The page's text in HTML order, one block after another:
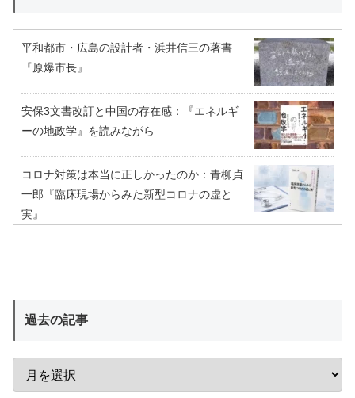
平和都市・広島の設計者・浜井信三の著書
『原爆市長』
安保3文書改訂と中国の存在感：『エネルギ
ーの地政学』を読みながら
コロナ対策は本当に正しかったのか：青柳貞
一郎『臨床現場からみた新型コロナの虚と
実』
過去の記事